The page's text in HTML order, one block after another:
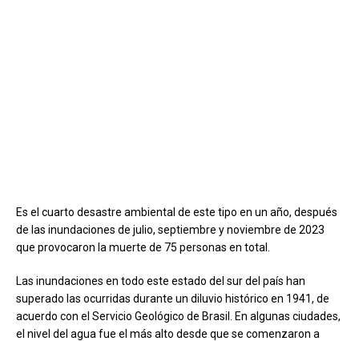
Es el cuarto desastre ambiental de este tipo en un año, después
de las inundaciones de julio, septiembre y noviembre de 2023
que provocaron la muerte de 75 personas en total.
Las inundaciones en todo este estado del sur del país han
superado las ocurridas durante un diluvio histórico en 1941, de
acuerdo con el Servicio Geológico de Brasil. En algunas ciudades,
el nivel del agua fue el más alto desde que se comenzaron a